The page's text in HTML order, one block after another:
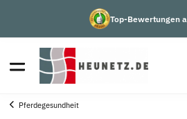
Top-Bewertungen
Pferdegesundheit